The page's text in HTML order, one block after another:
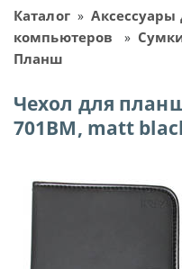
Каталог»Аксессуары
компьютеров »
Планш
Чехол для
701BM, matt